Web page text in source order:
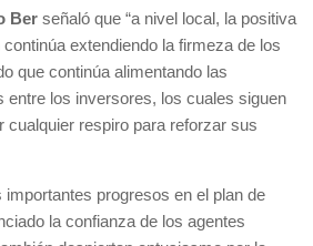
Ber señaló que “a nivel local, la positiva
extendiendo la firmeza de los
que continúa alimentando las
entre los inversores, los cuales siguen
cualquier respiro para reforzar sus
importantes progresos en el plan de
la confianza de los agentes